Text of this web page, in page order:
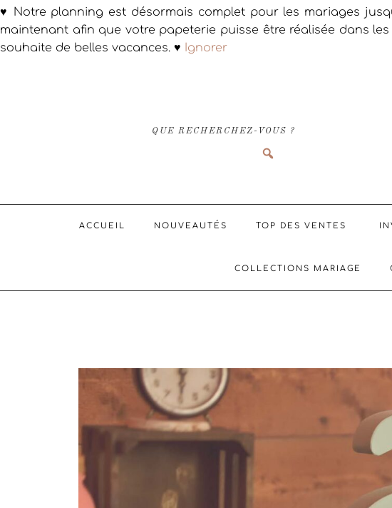
♥ Notre planning est désormais complet pour les mariages
maintenant afin que votre papeterie puisse être réalisée dans
souhaite de belles vacances. ♥
Ignorer
QUE RECHERCHEZ-VOUS ?
ACCUEIL NOUVEAUTÉS TOP DES VENTES
COLLECTIONS MARIAGE